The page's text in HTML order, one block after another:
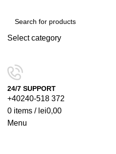
Select category
24/7 SUPPORT
+40240-518 372
0 items / lei0,00
Menu